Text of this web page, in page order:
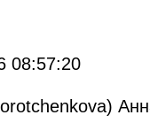
08:57:20